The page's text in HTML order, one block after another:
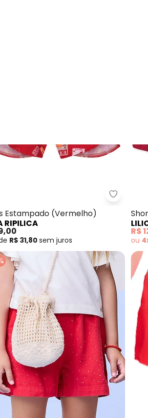
- Shorts Comfort em Sarja Lilica
Estampado (Vermelho)
RIPILICA
R$ 31,80 sem juros
R$
ou